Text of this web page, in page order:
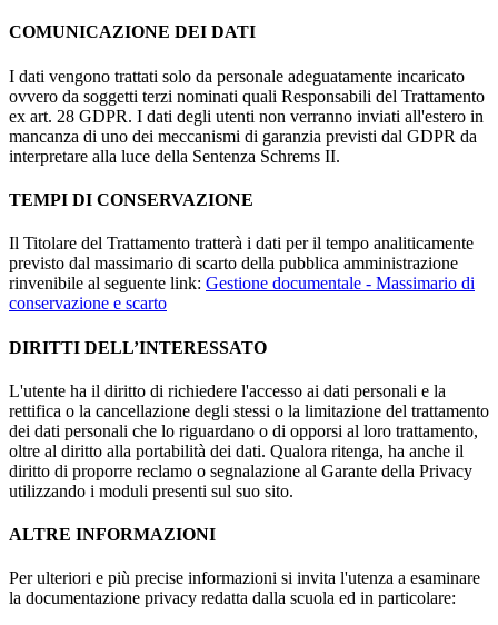
COMUNICAZIONE DEI DATI
I dati vengono trattati solo da personale adeguatamente incaricato
ovvero da soggetti terzi nominati quali Responsabili del Trattamento
ex art. 28 GDPR. I dati degli utenti non verranno inviati all'estero in
mancanza di uno dei meccanismi di garanzia previsti dal GDPR da
interpretare alla luce della Sentenza Schrems II.
TEMPI DI CONSERVAZIONE
Il Titolare del Trattamento tratterà i dati per il tempo analiticamente
previsto dal massimario di scarto della pubblica amministrazione
rinvenibile al seguente link: Gestione documentale - Massimario di
conservazione e scarto
DIRITTI DELL’INTERESSATO
L'utente ha il diritto di richiedere l'accesso ai dati personali e la
rettifica o la cancellazione degli stessi o la limitazione del trattamento
dei dati personali che lo riguardano o di opporsi al loro trattamento,
oltre al diritto alla portabilità dei dati. Qualora ritenga, ha anche il
diritto di proporre reclamo o segnalazione al Garante della Privacy
utilizzando i moduli presenti sul suo sito.
ALTRE INFORMAZIONI
Per ulteriori e più precise informazioni si invita l'utenza a esaminare
la documentazione privacy redatta dalla scuola ed in particolare: